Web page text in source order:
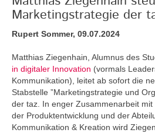
Marketingstrategie der
Rupert Sommer, 09.07.2024
Matthias Ziegenhain, Alumnus des
in digitaler Innovation (vormals
Kommunikation), leitet ab sofort die
Stabstelle ”Marketingstrategie und
der taz. In enger Zusammenarbeit mit
der Produktentwicklung und der
Kommunikation & Kreation wird